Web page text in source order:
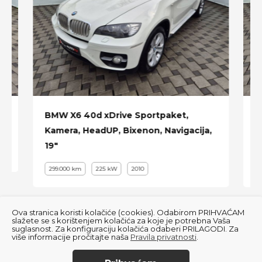
Ambient light
Tempomat
Bixenon
Led
Velika Navigacija
Tempomat
Krovni nosači
Kuka
itd ...
BMW X6 40d xDrive Sportpaket,
Kamera, HeadUP, Bixenon, Navigacija,
19"
299.000 km 225 kW 2010
Ova stranica koristi kolačiće (cookies). Odabirom PRIHVAĆAM
slažete se s korištenjem kolačića za koje je potrebna Vaša
suglasnost. Za konfiguraciju kolačića odaberi PRILAGODI. Za
više informacije pročitajte naša Pravila privatnosti